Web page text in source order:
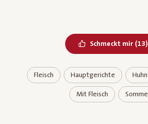
Schmeckt mir (13)
Fleisch Hauptgerichte Huhn
Mit Fleisch